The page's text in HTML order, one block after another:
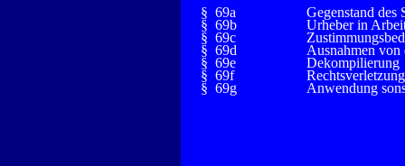
§ 69a
Gegenstand des
§ 69b
Urheber in
§ 69c
§ 69d
Ausnahmen
§ 69e
Dekompilierung
§ 69f
§ 69g
Anwendung